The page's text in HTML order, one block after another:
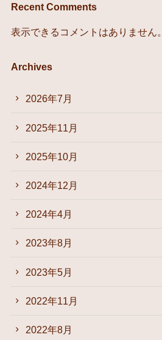
Recent Comments
表示できるコメントはありません。
Archives
2026年7月
2025年11月
2025年10月
2024年12月
2024年4月
2023年8月
2023年5月
2022年11月
2022年8月